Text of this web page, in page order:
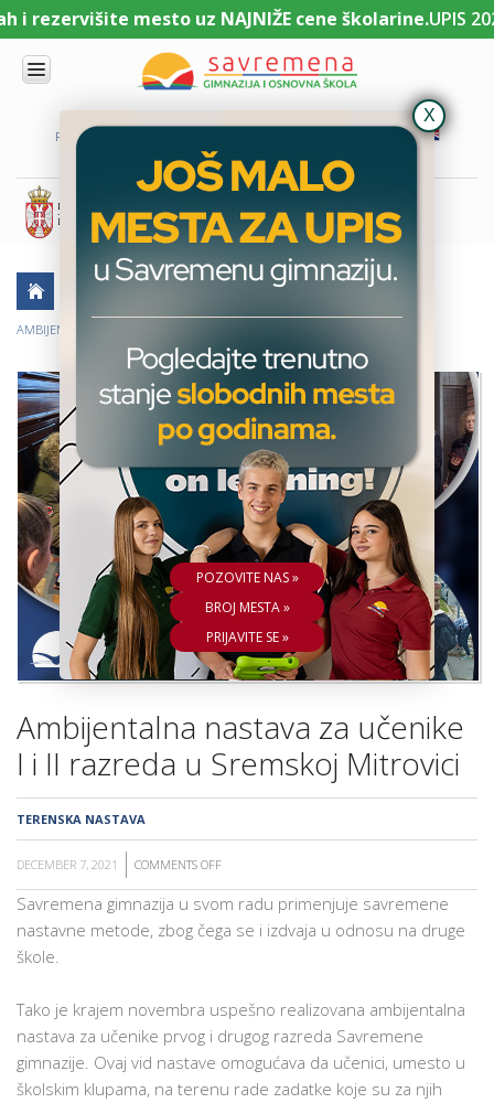
2026/27 je zvanično otvoren:Prijavite se odmah i
PORTAL ZA UČENIKE
NAMA
KOMBINOVANI
PROGRAM
NACIONALNI
PROGRAM
CAMBRIDGE
PROGRAM
SAVREMENO
OBRAZOVANJE
VESTI
ERASMUS+
OSNOVNA
ŠKOLA
AMBIJENTALNA NASTAVA ZA UČENIKE I I II RAZREDA U SREMSKOJ MITROVICI
Ambijentalna nastava za učenike
I i II razreda u Sremskoj Mitrovici
TERENSKA NASTAVA
DECEMBER 7, 2021 COMMENTS OFF
AMBIJENTALNA
ZA
RAZREDA
Savremena gimnazija u svom radu primenjuje savremene
nastavne metode, zbog čega se i izdvaja u odnosu na druge
škole.
Tako je krajem novembra uspešno realizovana ambijentalna
nastava za učenike prvog i drugog razreda Savremene
gimnazije. Ovaj vid nastave omogućava da učenici, umesto u
školskim klupama, na terenu rade zadatke koje su za njih
POZOVITE NAS »
BROJ MESTA »
PRIJAVITE SE »